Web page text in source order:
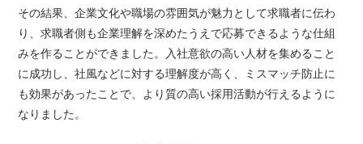
その結果、企業文化や職場の雰囲気が魅力として求職者に伝わ
り、求職者側も企業理解を深めたうえで応募できるような仕組
みを作ることができました。入社意欲の高い人材を集めること
に成功し、社風などに対する理解度が高く、ミスマッチ防止に
も効果があったことで、より質の高い採用活動が行えるように
なりました。